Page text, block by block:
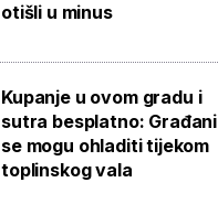
otišli u minus
Kupanje u ovom gradu i
sutra besplatno: Građani
se mogu ohladiti tijekom
toplinskog vala